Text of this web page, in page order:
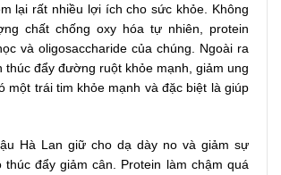
lại rất nhiều lợi ích cho sức khỏe. Không
chất chống oxy hóa tự nhiên, protein
và oligosaccharide của chúng. Ngoài ra
thúc đẩy đường ruột khỏe mạnh, giảm ung
một trái tim khỏe mạnh và đặc biệt là giúp
Hà Lan giữ cho dạ dày no và giảm sự
thúc đẩy giảm cân. Protein làm chậm quá